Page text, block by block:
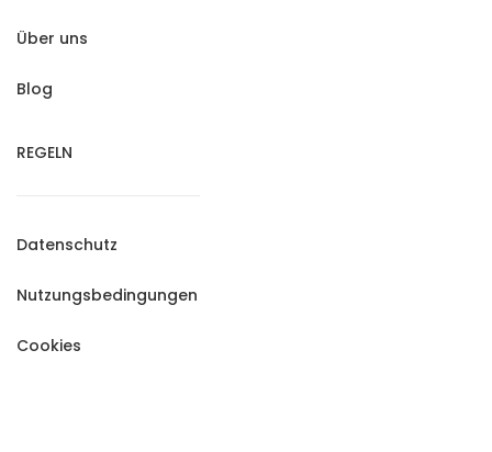
Über uns
Blog
REGELN
Datenschutz
Nutzungsbedingungen
Cookies